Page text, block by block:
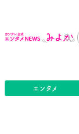
エンタメ